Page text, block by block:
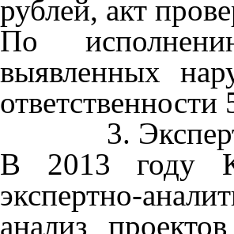
рублей, акт
По
выявленных
3.
В 2013 году
экспертно-
анализ